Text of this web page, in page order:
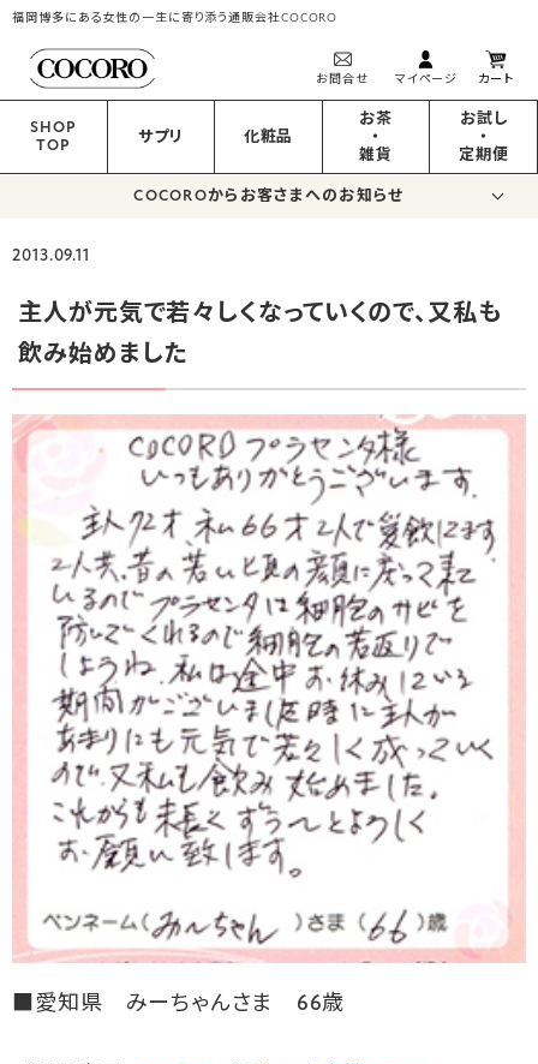
福岡博多にある女性の一生に寄り添う通販会社COCORO
お問合せ マイページ カート
SHOP
TOP
サプリ 化粧品
お茶
・
雑貨
お試し
・
定期便
COCOROからお客さまへのお知らせ
2013.09.11
主人が元気で若々しくなっていくので、又私も
飲み始めました
■愛知県 みーちゃんさま 66歳